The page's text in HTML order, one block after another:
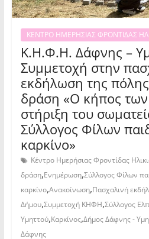
ΚΕΝΤΡΟ ΗΜΕΡΗΣΙΑΣ ΦΡΟΝΤΙΔΑΣ
Κ.Η.Φ.Η. Δάφνης –
Συμμετοχή στην
εκδήλωση της
δράση «Ο κήπος
στήριξη του
Σύλλογος Φίλων
καρκίνο»
Κέντρο Ημερήσιας Φροντίδας
δράση,Ενημέρωση,Σύλλογος Φίλων
καρκίνο,Ανακοίνωση,Πασχαλινή
Δήμου,Συμμετοχή ΚΗΦΗ,Σύλλογος
Υμηττού,Καρκίνος,Δήμος Δάφνης -
Δάφνης